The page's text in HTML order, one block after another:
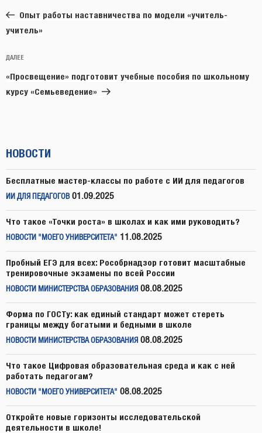
записям
запись:
Опыт работы наставничества по модели «учитель-
учитель»
Следующая
запись
ДАЛЕЕ
«Просвещение» подготовит учебные пособия по школьному
курсу «Семьеведение»
НОВОСТИ
Бесплатные мастер-классы по работе с ИИ для педагогов
ИИ ДЛЯ ПЕДАГОГОВ 01.09.2025
Что такое «Точки роста» в школах и как ими руководить?
НОВОСТИ "МОЕГО УНИВЕРСИТЕТА" 11.08.2025
Пробный ЕГЭ для всех: Рособрнадзор готовит масштабные
тренировочные экзамены по всей России
НОВОСТИ МИНИСТЕРСТВА ОБРАЗОВАНИЯ 08.08.2025
Форма по ГОСТу: как единый стандарт может стереть
границы между богатыми и бедными в школе
НОВОСТИ МИНИСТЕРСТВА ОБРАЗОВАНИЯ 08.08.2025
Что такое Цифровая образовательная среда и как с ней
работать педагогам?
НОВОСТИ "МОЕГО УНИВЕРСИТЕТА" 08.08.2025
Откройте новые горизонты исследовательской
деятельности в школе!